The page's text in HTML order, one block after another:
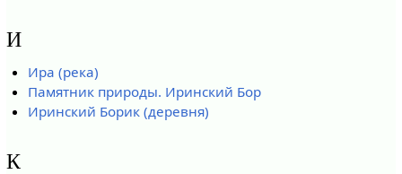
И
Ира (река)
Памятник природы. Иринский Бор
Иринский Борик (деревня)
К